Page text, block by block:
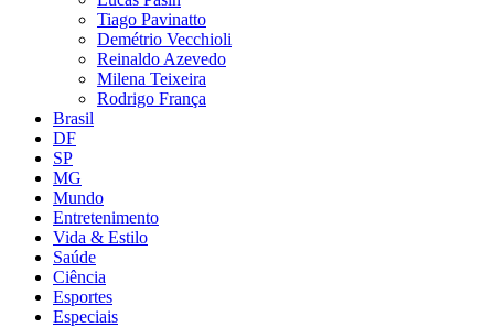
Tiago Pavinatto
Demétrio Vecchioli
Reinaldo Azevedo
Milena Teixeira
Rodrigo França
Brasil
DF
SP
MG
Mundo
Entretenimento
Vida & Estilo
Saúde
Ciência
Esportes
Especiais